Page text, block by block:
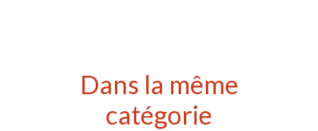
Dans la même
catégorie